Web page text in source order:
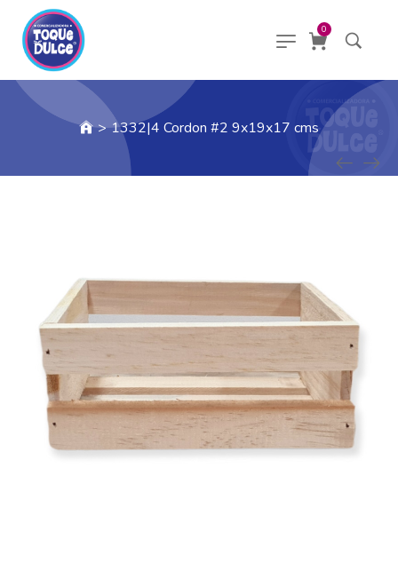
0
> 1332|4 Cordon #2 9x19x17 cms